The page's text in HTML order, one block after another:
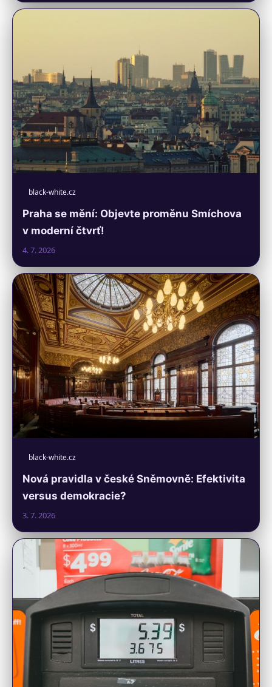
black-white.cz
Praha se mění: Objevte proměnu Smíchova
v moderní čtvrť!
4. 7. 2026
black-white.cz
Nová pravidla v české Sněmovně: Efektivita
versus demokracie?
3. 7. 2026